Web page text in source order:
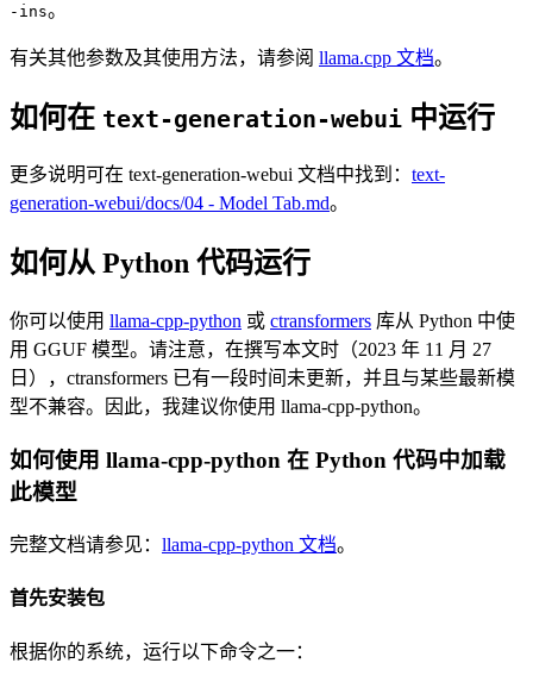
-ins。
有关其他参数及其使用方法，请参阅 llama.cpp 文档。
如何在 text-generation-webui 中运行
更多说明可在 text-generation-webui 文档中找到： text-
generation-webui/docs/04 ‐ Model Tab.md。
如何从 Python 代码运行
你可以使用 llama-cpp-python 或 ctransformers 库从 Python 中使
用 GGUF 模型。请注意，在撰写本文时（2023 年 11 月 27
日），ctransformers 已有一段时间未更新，并且与某些最新模
型不兼容。因此，我建议你使用 llama-cpp-python。
如何使用 llama-cpp-python 在 Python 代码中加载
此模型
完整文档请参见： llama-cpp-python 文档。
首先安装包
根据你的系统，运行以下命令之一：